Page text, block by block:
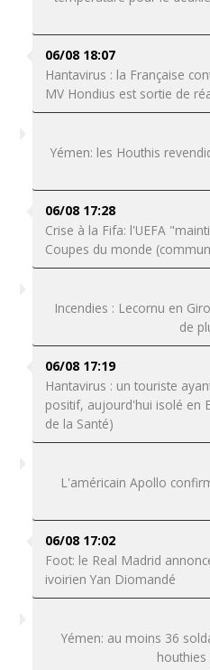
06/08 18:07
Hantavirus : la Française
MV Hondius est sortie de
Yémen: les Houthis
06/08 17:28
Crise à la Fifa: l'UEFA
Coupes du monde
Incendies : Lecornu en
de
06/08 17:19
Hantavirus : un touriste
positif, aujourd'hui isolé en
de la Santé)
L'américain Apollo
06/08 17:02
Foot: le Real Madrid
ivoirien Yan Diomandé
Yémen: au moins 36
houthies